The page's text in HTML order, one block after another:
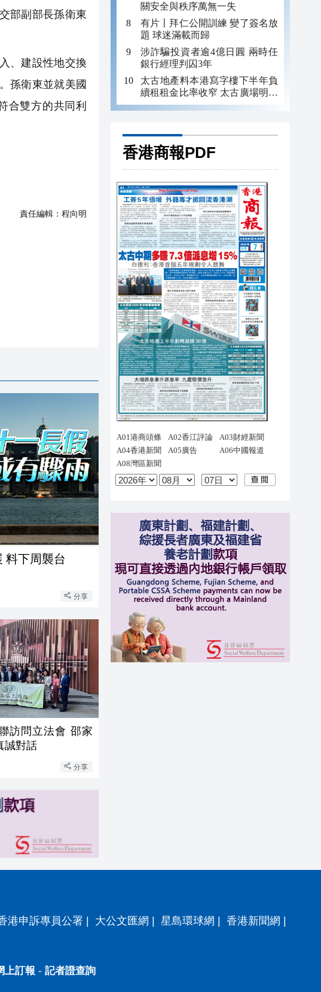
部副部長孫衛東
、建設性地交換
孫衛東並就美國
合雙方的共同利
責任編輯： 程向明
料下周襲台
分享
訪問立法會 邵家
誠對話
分享
關安全與秩序萬無一失
有片〡拜仁公開訓練 變了簽名放
題 球迷滿載而歸
涉詐騙投資者逾4億日圓 兩時任
銀行經理判囚3年
太古地產料本港寫字樓下半年負
續租租金比率收窄 太古廣場明年
轉正
香港商報PDF
港申訴專員公署 | 大公文匯網 | 星島環球網 | 香港新聞網 |
上訂報 - 記者證查詢